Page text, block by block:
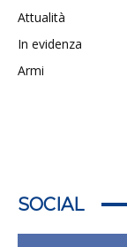
Attualità
In evidenza
Armi
SOCIAL